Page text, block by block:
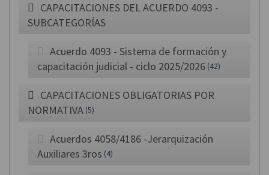
CAPACITACIONES DEL ACUERDO 4093 -
SUBCATEGORÍAS
Acuerdo 4093 - Sistema de formación y
capacitación judicial - ciclo 2025/2026 (42)
CAPACITACIONES OBLIGATORIAS POR
NORMATIVA (5)
Acuerdos 4058/4186 -Jerarquización
Auxiliares 3ros (4)